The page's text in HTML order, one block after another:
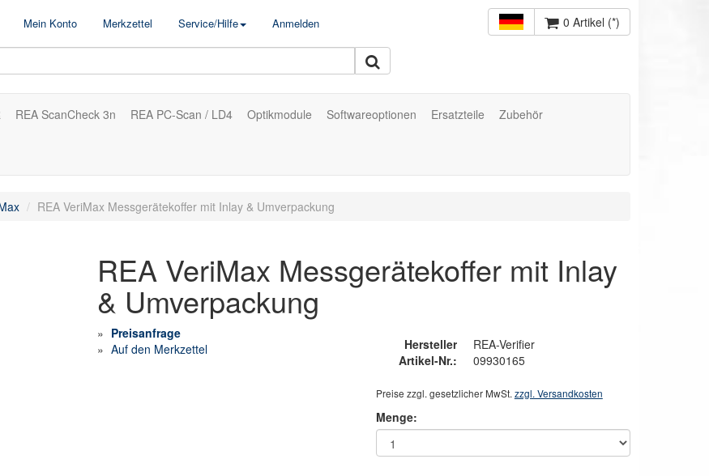
Mein Konto Merkzettel Service/Hilfe Anmelden 0 Artikel (*)
REA ScanCheck 3n REA PC-Scan / LD4 Optikmodule Softwareoptionen Ersatzteile Zubehör
REA VeriMax Messgerätekoffer mit Inlay & Umverpackung
REA VeriMax Messgerätekoffer mit Inlay
& Umverpackung
Preisanfrage
Auf den Merkzettel
Hersteller
REA-Verifier
Artikel-Nr.:
09930165
Preise zzgl. gesetzlicher MwSt. zzgl. Versandkosten
Menge: